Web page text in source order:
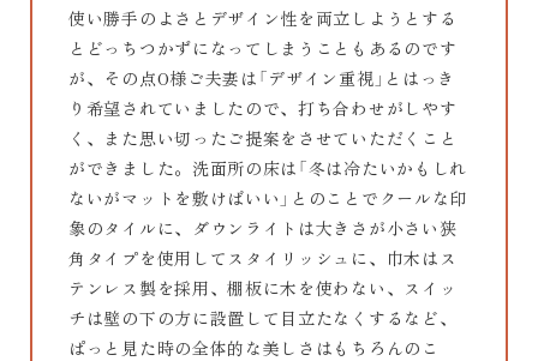
使い勝手のよさとデザイン性を両立しようとする
とどっちつかずになってしまうこともあるのです
が、その点O様ご夫妻は「デザイン重視」とはっき
り希望されていましたので、打ち合わせがしやす
く、また思い切ったご提案をさせていただくこと
ができました。洗面所の床は「冬は冷たいかもしれ
ないがマットを敷けばいい」とのことでクールな印
象のタイルに、ダウンライトは大きさが小さい狭
角タイプを使用してスタイリッシュに、巾木はス
テンレス製を採用、棚板に木を使わない、スイッ
チは壁の下の方に設置して目立たなくするなど、
ぱっと見た時の全体的な美しさはもちろんのこ